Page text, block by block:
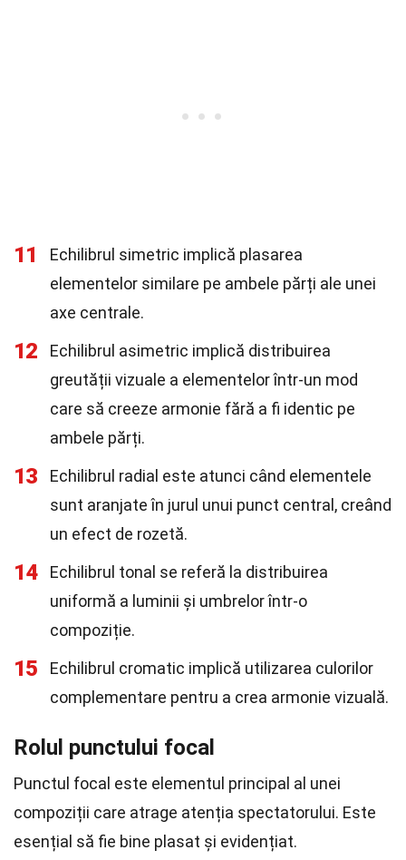
11
Echilibrul simetric implică plasarea
elementelor similare pe ambele părți ale unei
axe centrale.
12
Echilibrul asimetric implică distribuirea
greutății vizuale a elementelor într-un mod
care să creeze armonie fără a fi identic pe
ambele părți.
13
Echilibrul radial este atunci când elementele
sunt aranjate în jurul unui punct central, creând
un efect de rozetă.
14
Echilibrul tonal se referă la distribuirea
uniformă a luminii și umbrelor într-o
compoziție.
15
Echilibrul cromatic implică utilizarea culorilor
complementare pentru a crea armonie vizuală.
Rolul punctului focal
Punctul focal este elementul principal al unei
compoziții care atrage atenția spectatorului. Este
esențial să fie bine plasat și evidențiat.